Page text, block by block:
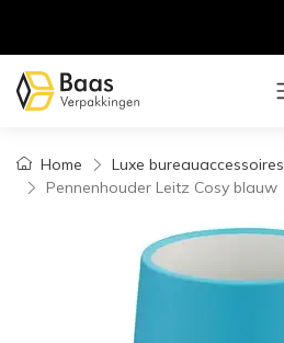
Home
Luxe bureauaccessoires
Pennenhouder Leitz Cosy blauw